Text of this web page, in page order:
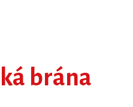
brána